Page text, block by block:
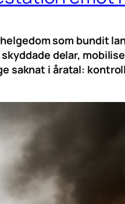
som bundit
delar,
saknat i åratal: